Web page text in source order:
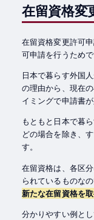
在留資格変
在留資格変更許可
可申請を行うためで
日本で暮らす外国
の理由から、現在
イミングで申請書
もともと日本で暮
どの場合を除き、
す。
在留資格は、各区
られているものなの
新たな在留資格を
分かりやすい例と